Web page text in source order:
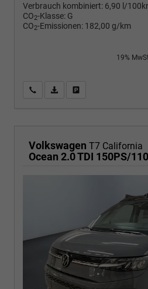
Verbrauch kombiniert: 6,90 l/
CO2-Klasse: G
CO2-Emissionen: 182,00 g/km
19%
Wir rufen Sie anPDF-Fahrzeugexposé drucken
Volkswagen T7 California